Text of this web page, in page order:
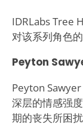
IDRLabs Tree
对该系列角色
Peyton
Peyton
深层的情感强
期的丧失所困